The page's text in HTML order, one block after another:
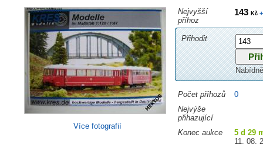
Více fotografií
Nejvyšší
příhoz
143 Kč+
Přihodit
Počet příhozů
0
Nejvýše
přihazující
Konec aukce
5 d 29
11. 08.